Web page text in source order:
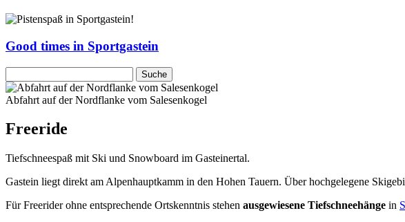
Good times in Sportgastein
Abfahrt auf der Nordflanke vom Salesenkogel
Freeride
Tiefschneespaß mit Ski und Snowboard im Gasteinertal.
Gastein liegt direkt am Alpenhauptkamm in den Hohen Tauern. Über hochgelegene
Für Freerider ohne entsprechende Ortskenntnis stehen ausgewiesene Tiefschneehänge in